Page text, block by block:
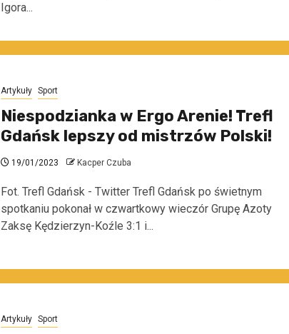
Igora...
Artykuły Sport
Niespodzianka w Ergo Arenie! Trefl
Gdańsk lepszy od mistrzów Polski!
19/01/2023 Kacper Czuba
Fot. Trefl Gdańsk - Twitter Trefl Gdańsk po świetnym
spotkaniu pokonał w czwartkowy wieczór Grupę Azoty
Zaksę Kędzierzyn-Koźle 3:1 i...
Artykuły Sport